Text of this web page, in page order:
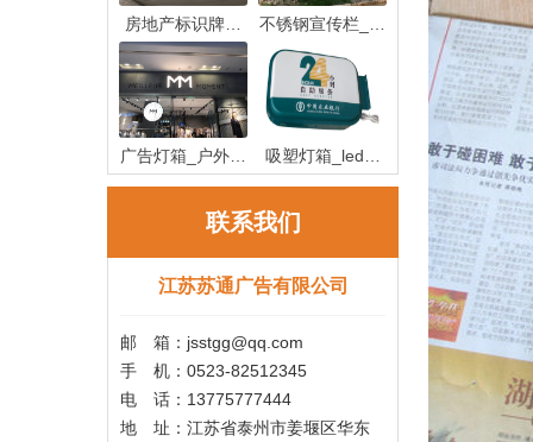
房地产标识牌制
作_房地产
不锈钢宣传栏_不
锈钢宣传
广告灯箱_户外广
告灯箱
吸塑灯箱_led吸
塑灯箱制作
联系我们
江苏苏通广告有限公司
邮 箱：jsstgg@qq.com
手 机：0523-82512345
电 话：13775777444
地 址：江苏省泰州市姜堰区华东